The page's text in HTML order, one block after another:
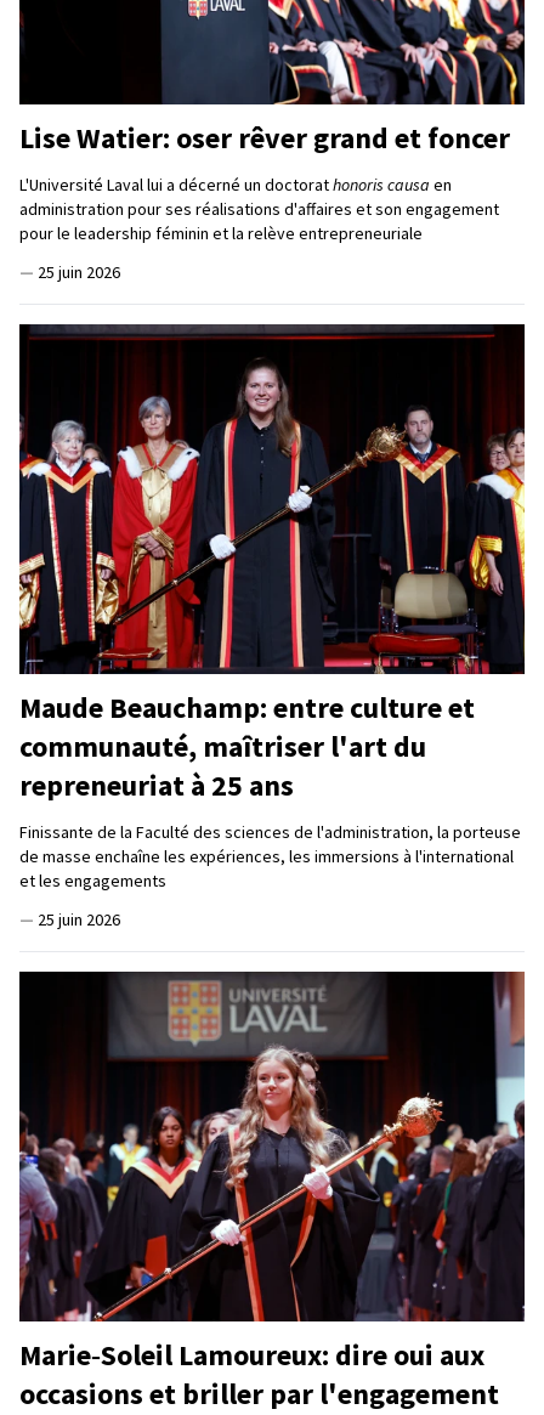
Lise Watier: oser rêver grand et foncer
L'Université Laval lui a décerné un doctorathonoris causa en
administration pour ses réalisations d'affaires et son engagement
pour le leadership féminin et la relève entrepreneuriale
— 25 juin 2026
Maude Beauchamp: entre culture et
communauté, maîtriser l'art du
repreneuriat à 25 ans
Finissante de la Faculté des sciences de l'administration, la porteuse
de masse enchaîne les expériences, les immersions à l'international
et les engagements
— 25 juin 2026
Marie‑Soleil Lamoureux: dire oui aux
occasions et briller par l'engagement